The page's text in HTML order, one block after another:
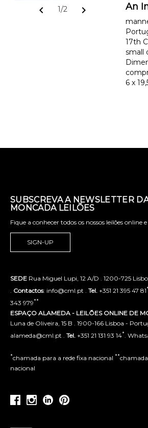
chevron_left 1/2 chevron_right An
17th
small
6 x
SUBSCREVA A NEWSLETTER
MONCADA LEILÕES
Fique a conhecer todos os nossos leilões online
SIGN-UP
SEDE Rua Miguel Lupi, 12 A/D . 1200-725
Contactos: info@cml.pt . Tel. +351 21 395 47 81
343 979**
ESPAÇO ALAMEDA - LEILÕES ONLINE DE
Luna de Oliveira, 15 B . 1900-166 Lisboa -
alameda@cml.pt . Tel. +351 21 131 93 14* .
*chamada para a rede fixa nacional **
nacional